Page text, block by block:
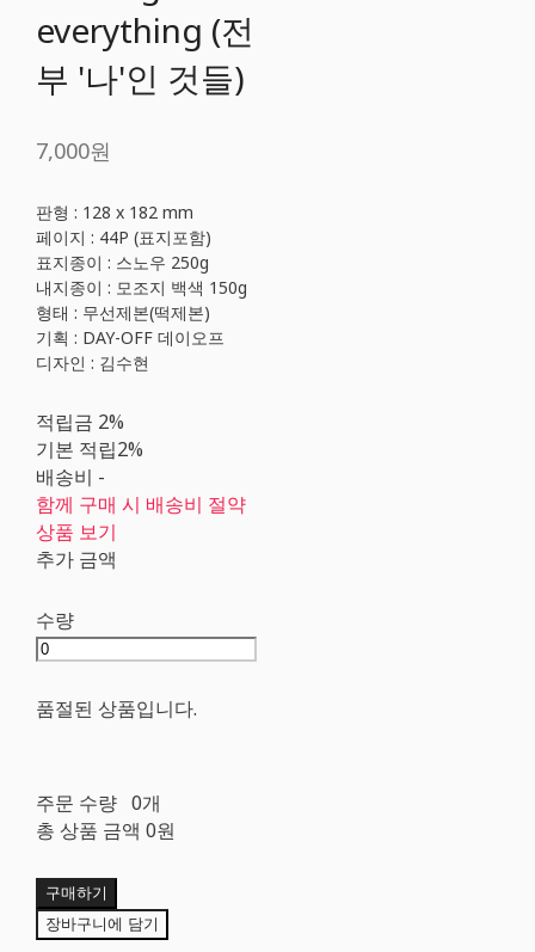
everything (전
부 '나'인 것들)
7,000원
판형 : 128 x 182 mm
페이지 : 44P (표지포함)
표지종이 : 스노우 250g
내지종이 : 모조지 백색 150g
형태 : 무선제본(떡제본)
기획 : DAY-OFF 데이오프
디자인 : 김수현
적립금 2%
기본 적립2%
배송비 -
함께 구매 시 배송비 절약
상품 보기
추가 금액
수량
품절된 상품입니다.
주문 수량 0개
총 상품 금액 0원
구매하기
장바구니에 담기